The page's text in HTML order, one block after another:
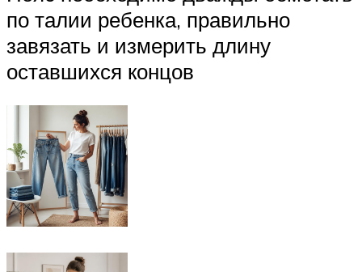
по талии ребенка, правильно
завязать и измерить длину
оставшихся концов